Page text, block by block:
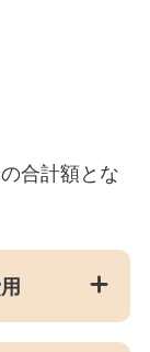
合計額とな